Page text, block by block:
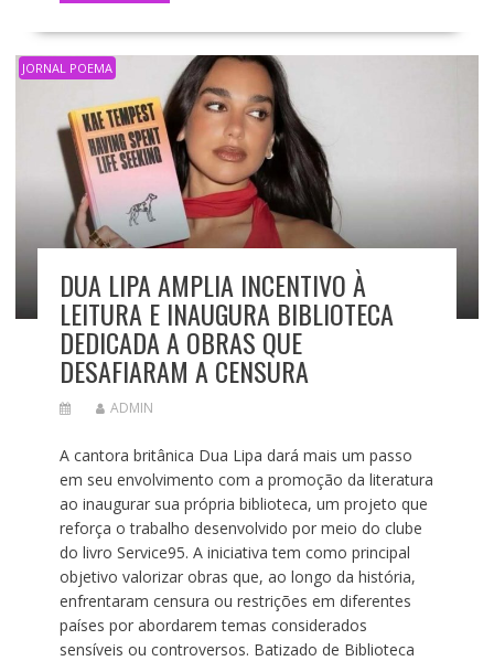
JORNAL POEMA
DUA LIPA AMPLIA INCENTIVO À
LEITURA E INAUGURA BIBLIOTECA
DEDICADA A OBRAS QUE
DESAFIARAM A CENSURA
ADMIN
A cantora britânica Dua Lipa dará mais um passo
em seu envolvimento com a promoção da literatura
ao inaugurar sua própria biblioteca, um projeto que
reforça o trabalho desenvolvido por meio do clube
do livro Service95. A iniciativa tem como principal
objetivo valorizar obras que, ao longo da história,
enfrentaram censura ou restrições em diferentes
países por abordarem temas considerados
sensíveis ou controversos. Batizado de Biblioteca